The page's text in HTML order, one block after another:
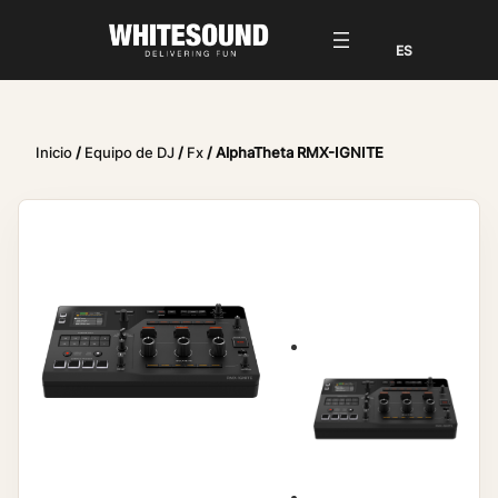
Inicio/ Equipo de DJ/ Fx/ AlphaTheta RMX-IGNITE